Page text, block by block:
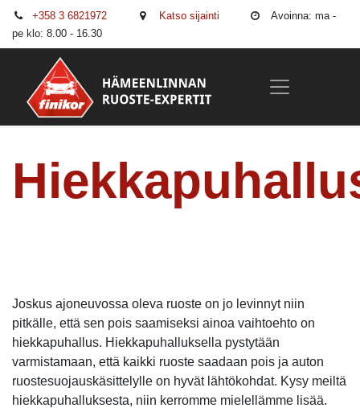
+358 3 6821972 Katso sijainti
Avoinna: ma -
pe klo: 8.00 - 16.30
Joskus ajoneuvossa oleva ruoste on jo levinnyt niin
pitkälle, että sen pois saamiseksi ainoa vaihtoehto on
hiekkapuhallus. Hiekkapuhalluksella pystytään
varmistamaan, että kaikki ruoste saadaan pois ja auton
ruostesuojauskäsittelylle on hyvät lähtökohdat. Kysy meiltä
hiekkapuhalluksesta, niin kerromme mielellämme lisää.